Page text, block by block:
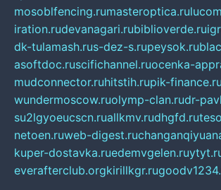
mosoblfencing.rumasteroptica.ru
iration.rudevanagari.rubiblioverde.ru
dk-tulamash.rus-dez-s.rupeysok.ru
asoftdoc.ruscifichannel.ruocenka-
mudconnector.ruhitstih.rupik-finance.ru
wundermoscow.ruolymp-clan.rudr-
su2lgyoeucscn.ruallkmv.rudhgfd.ru
netoen.ruweb-digest.ru
kuper-dostavka.ruedemvgelen.ru
everafterclub.orgkirillkgr.ru